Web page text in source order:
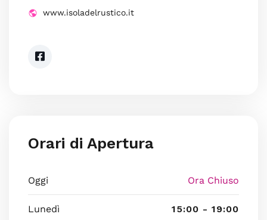
www.isoladelrustico.it
Orari di Apertura
Oggi Ora Chiuso
Lunedì 15:00 - 19:00